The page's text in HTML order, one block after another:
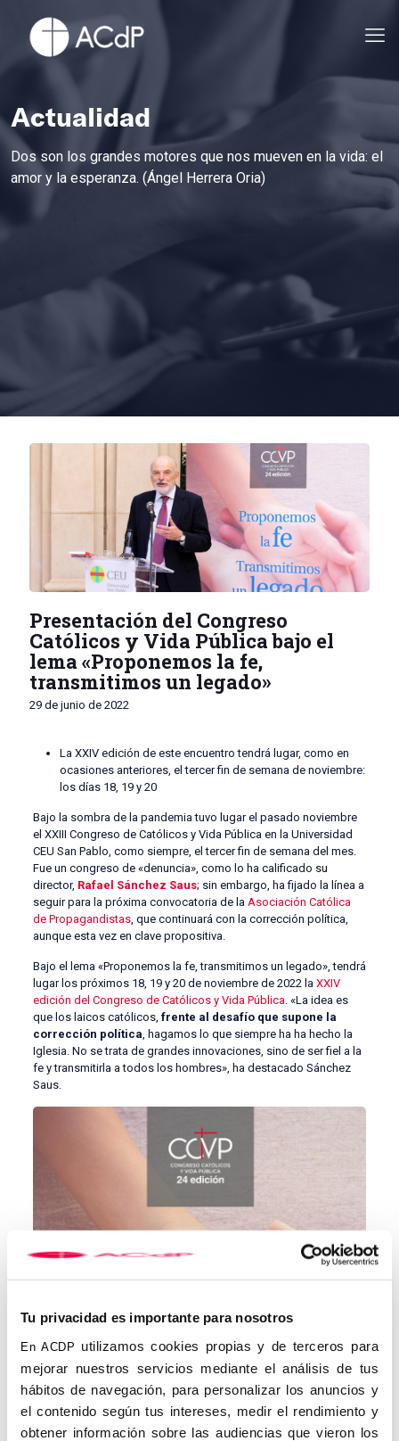
Tu privacidad es importante para nosotros
En ACDP utilizamos cookies propias y de terceros para
mejorar nuestros servicios mediante el análisis de tus
hábitos de navegación, para personalizar los anuncios y
el contenido según tus intereses, medir el rendimiento y
obtener información sobre las audiencias que vieron los
Actualidad
Dos son los grandes motores que nos mueven en la vida: el
amor y la esperanza. (Ángel Herrera Oria)
Presentación del Congreso
Católicos y Vida Pública bajo el
lema «Proponemos la fe,
transmitimos un legado»
29 de junio de 2022
La XXIV edición de este encuentro tendrá lugar, como en
ocasiones anteriores, el tercer fin de semana de noviembre:
los días 18, 19 y 20
Bajo la sombra de la pandemia tuvo lugar el pasado noviembre
el XXIII Congreso de Católicos y Vida Pública en la Universidad
CEU San Pablo, como siempre, el tercer fin de semana del mes.
Fue un congreso de «denuncia», como lo ha calificado su
director, Rafael Sánchez Saus; sin embargo, ha fijado la línea a
seguir para la próxima convocatoria de la Asociación Católica
de Propagandistas, que continuará con la corrección política,
aunque esta vez en clave propositiva.
Bajo el lema «Proponemos la fe, transmitimos un legado», tendrá
lugar los próximos 18, 19 y 20 de noviembre de 2022 laXXIV
edición del Congreso de Católicos y Vida Pública. «La idea es
que los laicos católicos, frente al desafío que supone la
corrección política, hagamos lo que siempre ha ha hecho la
Iglesia. No se trata de grandes innovaciones, sino de ser fiel a la
fe y transmitirla a todos los hombres», ha destacado Sánchez
Saus.